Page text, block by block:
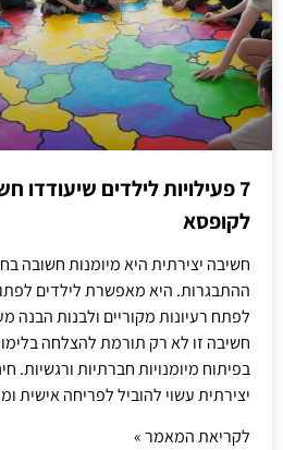
7 פעילויות לילדים שיעודדו
לקופסא
חשיבה יצירתית היא מיומנות חשובה
ההתבגרות. היא מאפשרת לילדים
לפתח רעיונות מקוריים ולבנות הבנה
חשיבה זו לא רק תורמת להצלחה
בפיתוח מיומנויות חברתיות ורגשיות.
יצירתית עשוי להוביל לפריחה אישית
לקריאת המאמר »